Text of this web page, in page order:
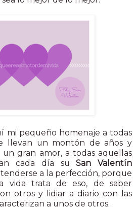
mi pequeño homenaje a todas
llevan un montón de años y
un gran amor, a todas aquellas
cada día suSan Valentín
a la perfección, porque
vida trata de eso, de saber
otros y lidiar a diario con las
a unos de otros.